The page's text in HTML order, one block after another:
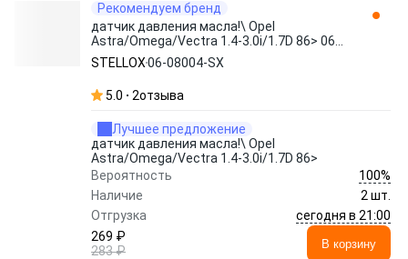
Рекомендуем бренд
датчик давления масла!\ Opel
Astra/Omega/Vectra 1.4-3.0i/1.7D 86> 06-
08004-SX STELLOX
STELLOX06-08004-SX
5.0 2отзыва
Лучшее предложение
датчик давления масла!\ Opel
Astra/Omega/Vectra 1.4-3.0i/1.7D 86>
Вероятность
100%
Наличие
2 шт.
Отгрузка
сегодня в 21:00
269 ₽
283 ₽
В корзину